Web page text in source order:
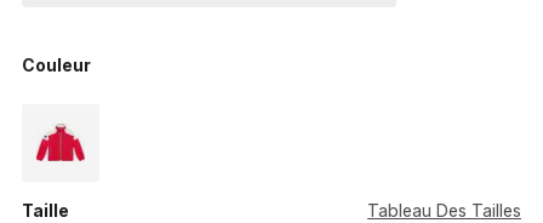
Couleur
Taille Tableau Des Tailles